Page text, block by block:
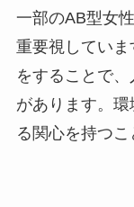
一部のAB型女
重要視してい
をすることで
があります。
る関心を持つこ